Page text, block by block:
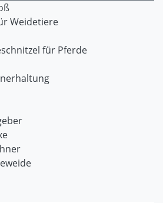
Weidetiere
für Pferde